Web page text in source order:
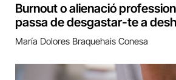
Burnout o alienació
passa de desgastar-te a
María Dolores Braquehais Conesa